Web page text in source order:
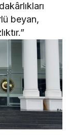
beyan,